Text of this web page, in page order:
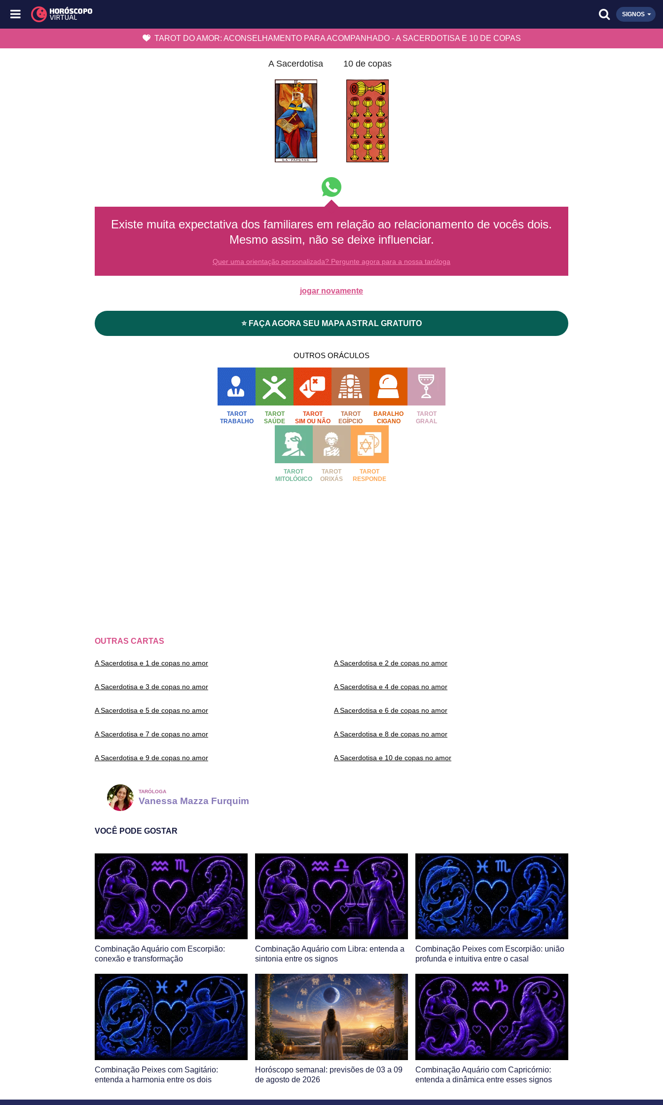
SIGNOS
TAROT DO AMOR: ACONSELHAMENTO PARA ACOMPANHADO - A SACERDOTISA E 10 DE COPAS
A Sacerdotisa 10 de copas
Existe muita expectativa dos familiares em relação ao relacionamento de vocês dois.
Mesmo assim, não se deixe influenciar.
Quer uma orientação personalizada? Pergunte agora para a nossa taróloga
jogar novamente
⭐ FAÇA AGORA SEU MAPA ASTRAL GRATUITO
OUTROS ORÁCULOS
TAROT
TRABALHO
TAROT
SAÚDE
TAROT
SIM OU NÃO
TAROT
EGÍPCIO
BARALHO
CIGANO
TAROT
GRAAL
TAROT
MITOLÓGICO
TAROT
ORIXÁS
TAROT
RESPONDE
OUTRAS CARTAS
A Sacerdotisa e 1 de copas no amor A Sacerdotisa e 2 de copas no amor
A Sacerdotisa e 3 de copas no amor A Sacerdotisa e 4 de copas no amor
A Sacerdotisa e 5 de copas no amor A Sacerdotisa e 6 de copas no amor
A Sacerdotisa e 7 de copas no amor A Sacerdotisa e 8 de copas no amor
A Sacerdotisa e 9 de copas no amor A Sacerdotisa e 10 de copas no amor
TARÓLOGA
Vanessa Mazza Furquim
VOCÊ PODE GOSTAR
Combinação Aquário com Escorpião:
conexão e transformação
Combinação Aquário com Libra: entenda a
sintonia entre os signos
Combinação Peixes com Escorpião: união
profunda e intuitiva entre o casal
Combinação Peixes com Sagitário:
entenda a harmonia entre os dois
Horóscopo semanal: previsões de 03 a 09
de agosto de 2026
Combinação Aquário com Capricórnio:
entenda a dinâmica entre esses signos